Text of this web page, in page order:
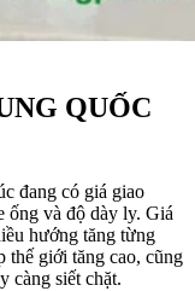
QUỐC
đang có giá giao
ống và độ dày ly. Giá
hướng tăng từng
thế giới tăng cao, cũng
càng siết chặt.